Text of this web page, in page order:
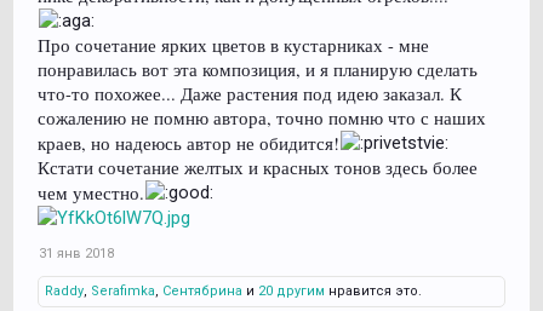
Про сочетание ярких цветов в кустарниках - мне
понравилась вот эта композиция, и я планирую сделать
что-то похожее... Даже растения под идею заказал. К
сожалению не помню автора, точно помню что с наших
краев, но надеюсь автор не обидится!
Кстати сочетание желтых и красных тонов здесь более
чем уместно.
31 янв 2018
Raddy, Serafimka, Сентябрина и 20 другим нравится это.